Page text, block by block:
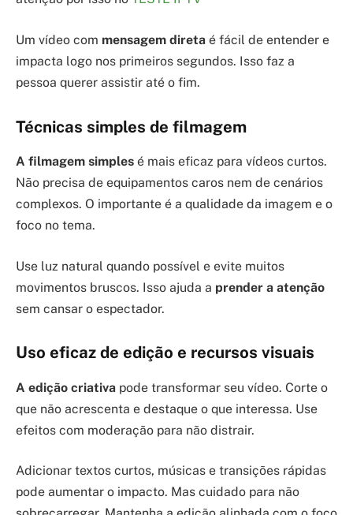
Um vídeo com mensagem direta é fácil de entender e
impacta logo nos primeiros segundos. Isso faz a
pessoa querer assistir até o fim.
Técnicas simples de filmagem
A filmagem simples é mais eficaz para vídeos curtos.
Não precisa de equipamentos caros nem de cenários
complexos. O importante é a qualidade da imagem e o
foco no tema.
Use luz natural quando possível e evite muitos
movimentos bruscos. Isso ajuda a prender a atenção
sem cansar o espectador.
Uso eficaz de edição e recursos visuais
A edição criativa pode transformar seu vídeo. Corte o
que não acrescenta e destaque o que interessa. Use
efeitos com moderação para não distrair.
Adicionar textos curtos, músicas e transições rápidas
pode aumentar o impacto. Mas cuidado para não